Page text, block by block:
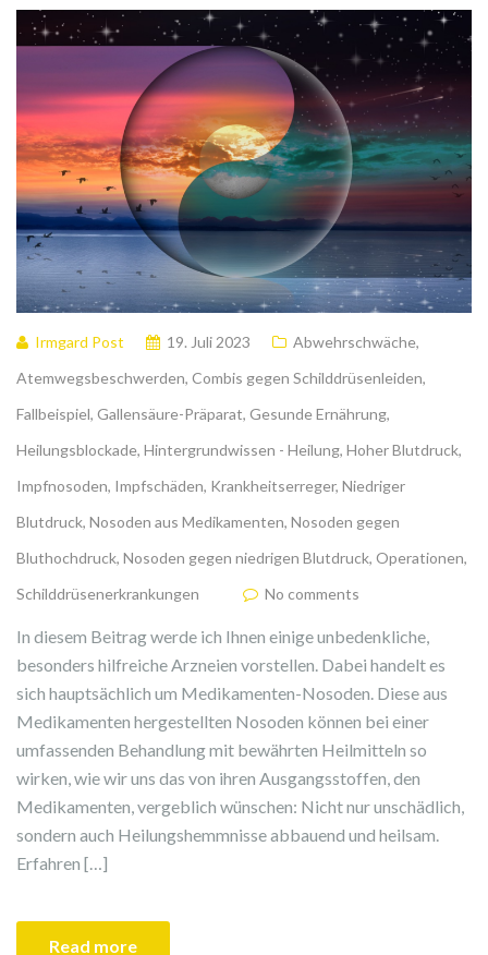
Irmgard Post 19. Juli 2023 Abwehrschwäche,
Atemwegsbeschwerden, Combis gegen Schilddrüsenleiden,
Fallbeispiel, Gallensäure-Präparat, Gesunde Ernährung,
Heilungsblockade, Hintergrundwissen - Heilung, Hoher Blutdruck,
Impfnosoden, Impfschäden, Krankheitserreger, Niedriger
Blutdruck, Nosoden aus Medikamenten, Nosoden gegen
Bluthochdruck, Nosoden gegen niedrigen Blutdruck, Operationen,
Schilddrüsenerkrankungen
No comments
In diesem Beitrag werde ich Ihnen einige unbedenkliche,
besonders hilfreiche Arzneien vorstellen. Dabei handelt es
sich hauptsächlich um Medikamenten-Nosoden. Diese aus
Medikamenten hergestellten Nosoden können bei einer
umfassenden Behandlung mit bewährten Heilmitteln so
wirken, wie wir uns das von ihren Ausgangsstoffen, den
Medikamenten, vergeblich wünschen: Nicht nur unschädlich,
sondern auch Heilungshemmnisse abbauend und heilsam.
Erfahren […]
Read more